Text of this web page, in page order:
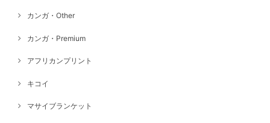
カンガ・Other
カンガ・Premium
アフリカンプリント
キコイ
マサイブランケット